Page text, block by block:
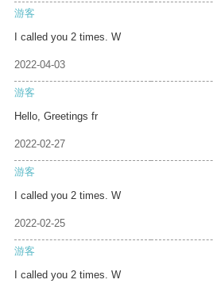
游客
I called you 2 times. W
2022-04-03
游客
Hello, Greetings fr
2022-02-27
游客
I called you 2 times. W
2022-02-25
游客
I called you 2 times. W